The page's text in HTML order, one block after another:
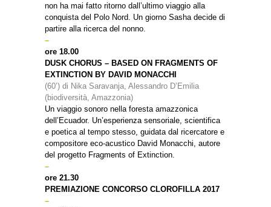
non ha mai fatto ritorno dall’ultimo viaggio alla
conquista del Polo Nord. Un giorno Sasha decide di
partire alla ricerca del nonno.
–
ore 18.00
DUSK CHORUS – BASED ON FRAGMENTS OF
EXTINCTION BY DAVID MONACCHI
(60’) di Nika Saravanja, Alessandro D’Emilia
(biodiversità, Amazzonia)
Un viaggio sonoro nella foresta amazzonica
dell’Ecuador. Un’esperienza sensoriale, scientifica
e poetica al tempo stesso, guidata dal ricercatore e
compositore eco-acustico David Monacchi, autore
del progetto Fragments of Extinction.
–
ore 21.30
PREMIAZIONE CONCORSO CLOROFILLA 2017
–